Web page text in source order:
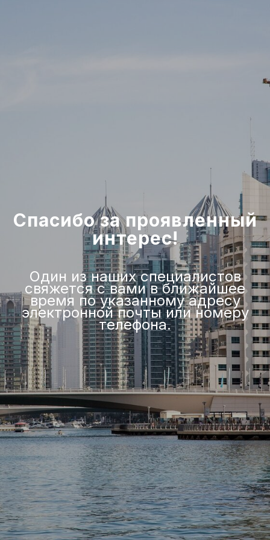
Спасибо за проявленный
интерес!
Один из наших специалистов
свяжется с вами в ближайшее
время по указанному адресу
электронной почты или номеру
телефона.